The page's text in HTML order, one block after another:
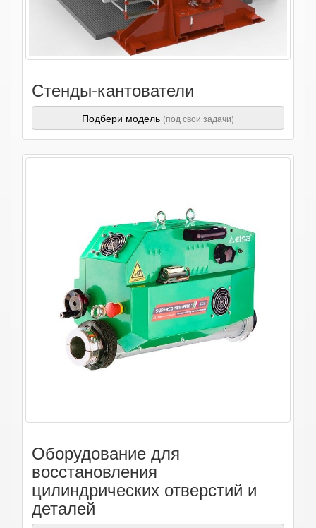
Стенды-кантователи
Подбери модель (под свои задачи)
Оборудование для
восстановления
цилиндрических отверстий и
деталей